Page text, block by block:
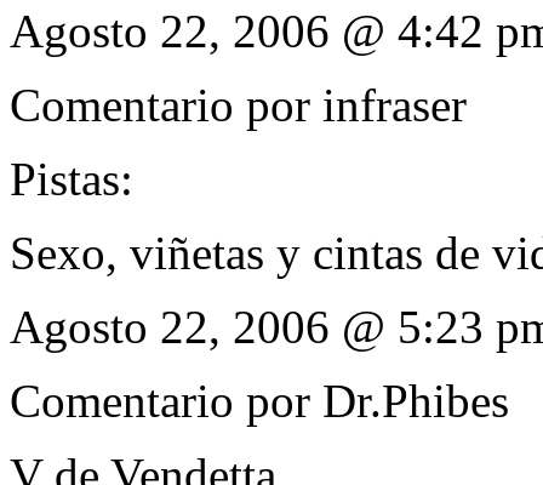
Agosto 22, 2006 @ 4:42
Comentario por infraser
Pistas:
Sexo, viñetas y cintas de
Agosto 22, 2006 @ 5:23
Comentario por Dr.Phibes